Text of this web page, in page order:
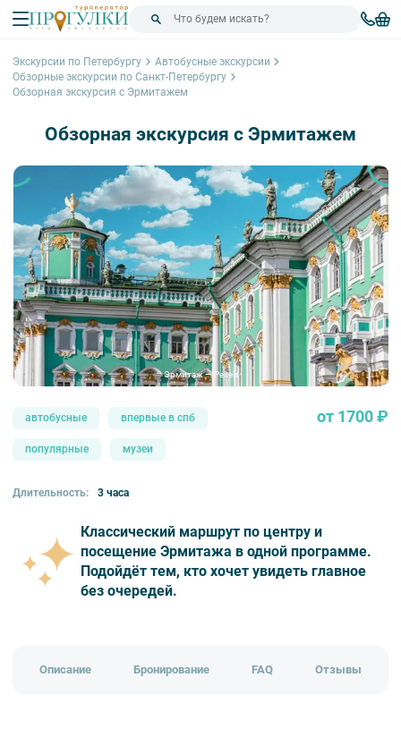
Экскурсии по Петербургу
Автобусные экскурсии
Обзорные экскурсии по Санкт-Петербургу
Обзорная экскурсия с Эрмитажем
Обзорная экскурсия с Эрмитажем
Эрмитаж — Pexels
автобусные впервые в спб
популярные музеи
от 1700 ₽
Длительность: 3 часа
Классический маршрут по центру и
посещение Эрмитажа в одной программе.
Подойдёт тем, кто хочет увидеть главное
без очередей.
Описание Бронирование FAQ Отзывы